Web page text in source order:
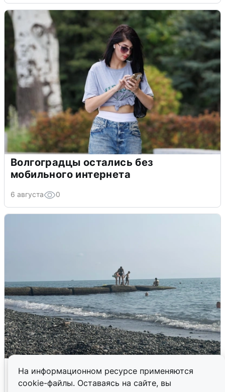
На информационном ресурсе применяются
cookie-файлы. Оставаясь на сайте, вы
Волгоградцы остались без
мобильного интернета
6 августа 0
Сирены в Сочи: новая угроза БПЛА
6 августа 0